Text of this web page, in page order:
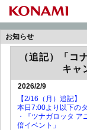
お知らせ
（追記）「コ
キャ
2026/2/9
【2/16（月）追記】
本日7:00より以下の
・『ツナガロッタ
倍イベント」